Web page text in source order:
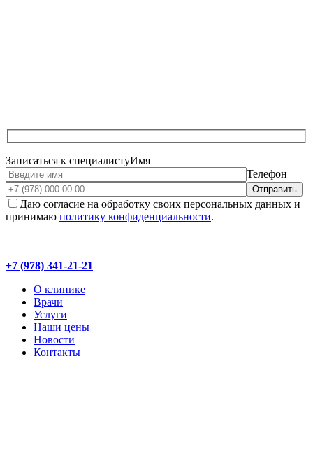
Записаться к специалистуИмя
Телефон
Даю согласие на обработку своих персональных данных и
принимаю политику конфиденциальности.
+7 (978) 341-21-21
О клинике
Врачи
Услуги
Наши цены
Новости
Контакты